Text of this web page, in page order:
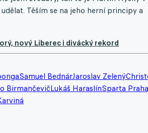
Těším se na jeho herní principy a
nový Liberec i divácký rekord
Samuel BednárJaroslav Zelený
BirmančevičLukáš HaraslínSparta Praha